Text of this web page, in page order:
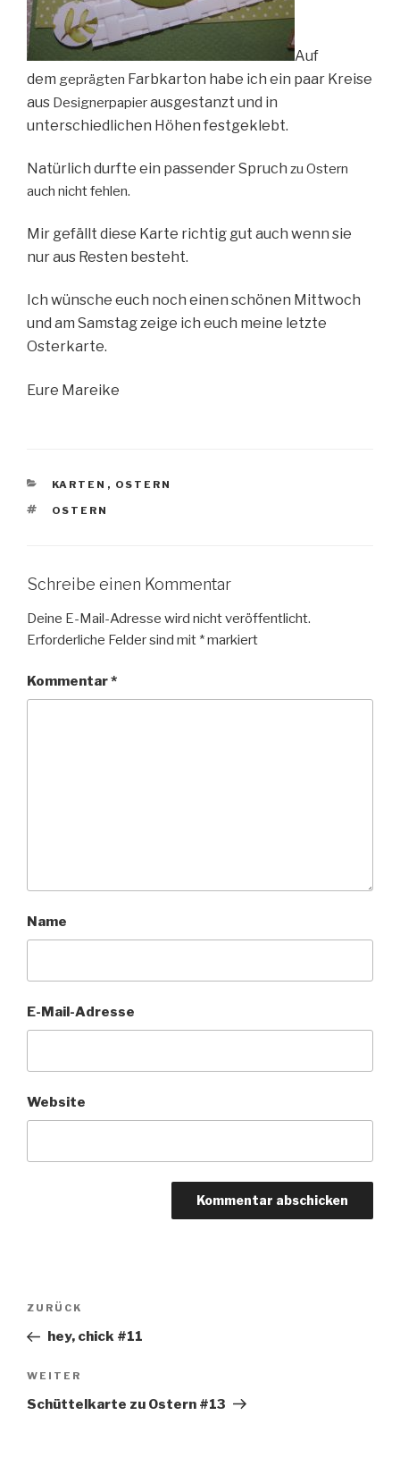
Auf
dem geprägten Farbkarton habe ich ein paar Kreise
aus Designerpapierausgestanzt und in
unterschiedlichen Höhen festgeklebt.
Natürlich durfte ein passender Spruch zu Ostern
auch nicht fehlen.
Mir gefällt diese Karte richtig gut auch wenn sie
nur aus Resten besteht.
Ich wünsche euch noch einen schönen Mittwoch
und am Samstag zeige ich euch meine letzte
Osterkarte.
Eure Mareike
KATEGORIEN
KARTEN , OSTERN
SCHLAGWÖRTER
OSTERN
Schreibe einen Kommentar
Deine E-Mail-Adresse wird nicht veröffentlicht.
Erforderliche Felder sind mit *markiert
Kommentar*
Name
E-Mail-Adresse
Website
Beitragsnavigation
Vorheriger
Beitrag
ZURÜCK
hey, chick #11
Nächster
Beitrag
WEITER
Schüttelkarte zu Ostern #13